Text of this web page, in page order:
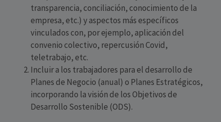
transparencia, conciliación, conocimiento de la
empresa, etc.) y aspectos más específicos
vinculados con, por ejemplo, aplicación del
convenio colectivo, repercusión Covid,
teletrabajo, etc.
Incluir a los trabajadores para el desarrollo de
Planes de Negocio (anual) o Planes Estratégicos,
incorporando la visión de los Objetivos de
Desarrollo Sostenible (ODS).